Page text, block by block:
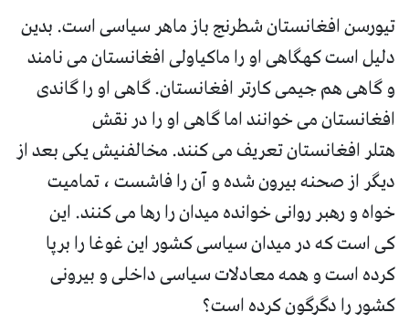
تیورسن افغانستان شطرنج باز ماهر سیاسی است. بدین
دلیل است کهگاهی او را ماکیاولی افغانستان می نامند
و گاهی هم جیمی کارتر افغانستان. گاهی او را گاندی
افغانستان می خوانند اما گاهی او را در نقش
هتلر افغانستان تعریف می کنند. مخالفنیش یکی بعد از
دیگر از صحنه بیرون شده و آن را فاشست ، تمامیت
خواه و رهبر روانی خوانده میدان را رها می کنند. این
کی است که در میدان سیاسی کشور این غوغا را برپا
کرده است و همه معادلات سیاسی داخلی و بیرونی
کشور را دگرگون کرده است؟